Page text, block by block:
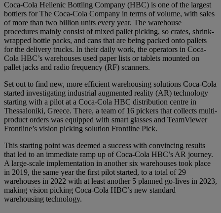
Coca-Cola Hellenic Bottling Company (HBC) is one of the largest
bottlers for The Coca-Cola Company in terms of volume, with sales
of more than two billion units every year. The warehouse
procedures mainly consist of mixed pallet picking, so crates, shrink-
wrapped bottle packs, and cans that are being packed onto pallets
for the delivery trucks. In their daily work, the operators in Coca-
Cola HBC’s warehouses used paper lists or tablets mounted on
pallet jacks and radio frequency (RF) scanners.
Set out to find new, more efficient warehousing solutions Coca-Cola
started investigating industrial augmented reality (AR) technology
starting with a pilot at a Coca-Cola HBC distribution centre in
Thessaloniki, Greece. There, a team of 16 pickers that collects multi-
product orders was equipped with smart glasses and TeamViewer
Frontline’s vision picking solution Frontline Pick.
This starting point was deemed a success with convincing results
that led to an immediate ramp up of Coca-Cola HBC’s AR journey.
A large-scale implementation in another six warehouses took place
in 2019, the same year the first pilot started, to a total of 29
warehouses in 2022 with at least another 5 planned go-lives in 2023,
making vision picking Coca-Cola HBC’s new standard
warehousing technology.